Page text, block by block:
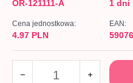
OR-121111-A 1 dni
Cena jednostkowa:
4.97 PLN
EAN: